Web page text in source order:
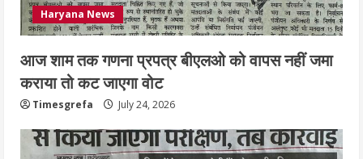
Haryana News
आज शाम तक गणना प्रपत्र बीएलओ को वापस नहीं जमा
कराया तो कट जाएगा वोट
Timesgrefa July 24, 2026